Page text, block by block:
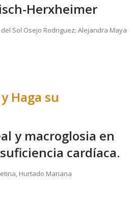
Herxheimer
Sol Osejo Rodriguez; Alejandra Maya
Haga su
y macroglosia en
cardíaca.
Hurtado Mariana